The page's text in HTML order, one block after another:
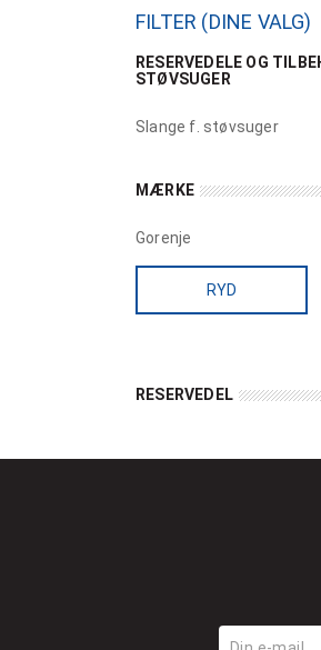
FILTER (DINE VALG)
RESERVEDELE OG
STØVSUGER
Slange f. støvsuger
MÆRKE
Gorenje
RYD
RESERVEDEL